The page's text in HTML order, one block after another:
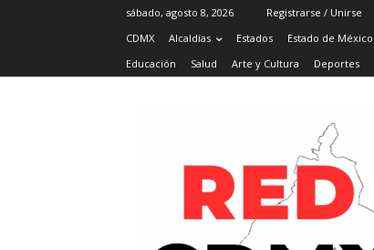
sábado, agosto 8, 2026
Registrarse / Unirse
CDMX
Alcaldías Estados Estado de México
Educación
Salud Arte y Cultura Deportes